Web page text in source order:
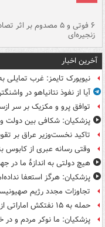
۶ فوتی و ۵ مصدوم بر اثر
زنجیره‌ای
آخرین اخبار
نیویورک تایمز: غرب تمایلی
آیا از نفوذ نتانیاهو در
توافق پرو و مکزیک بر سر
پزشکیان: شکافی بین دولت
تاکید نخست‌وزیر عراق بر
وقتی رسانه عبری از کابوس
هیچ دولتی به اندازۀ ما
پزشکیان: هرگز استعفا
تجاوزات مجدد رژیم
حمله به ۱۵ نفتکش‌ اماراتی از ابتدای جنگ
پزشکیان: ما نوکر مردم و